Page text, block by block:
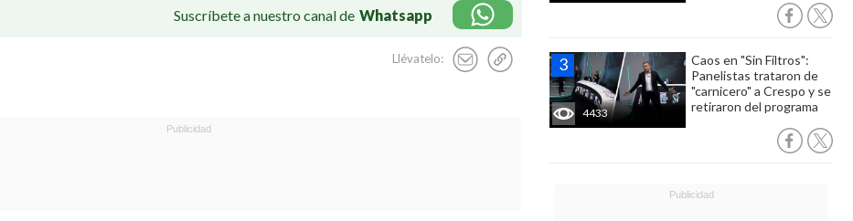
Suscríbete a nuestro canal de Whatsapp
Llévatelo:
4433
Caos en "Sin Filtros":
Panelistas trataron de
"carnicero" a Crespo y se
retiraron del programa